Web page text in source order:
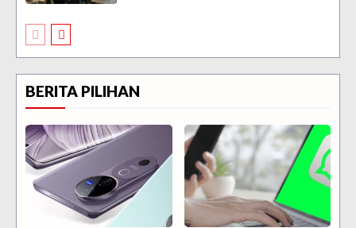
BERITA PILIHAN